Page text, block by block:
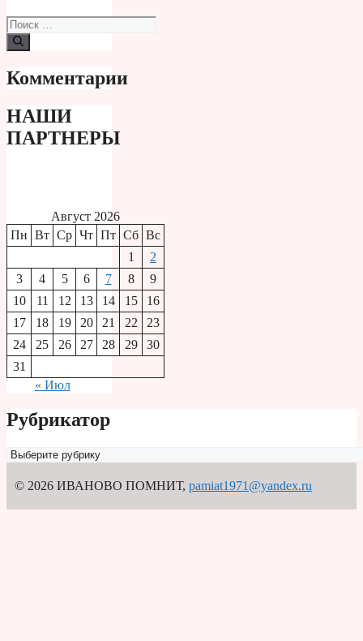
Поиск:
Комментарии
НАШИ
ПАРТНЕРЫ
Август 2026
Пн Вт Ср Чт Пт Сб Вс
1
2
3
4 5 6 7 8
9
10
11 12 13 14 15
16
17
18 19 20 21 22
23
24
25 26 27 28 29
30
31
« Июл
Рубрикатор
Рубрикатор
© 2026 ИВАНОВО ПОМНИТ, pamiat1971@yandex.ru